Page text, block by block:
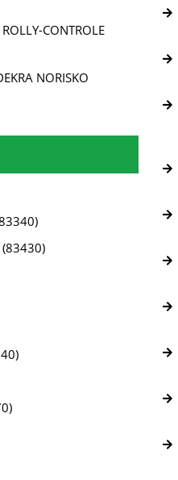
CONTROLE
NORISKO